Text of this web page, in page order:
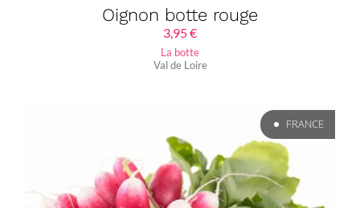
Oignon botte rouge
3,95€
La botte
Val de Loire
FRANCE